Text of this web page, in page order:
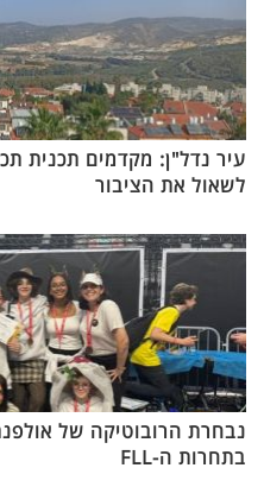
עיר נדל"ן: מקדמים תכנית
לשאול את הציבור
נבחרת הרובוטיקה של
בתחרות ה-FLL